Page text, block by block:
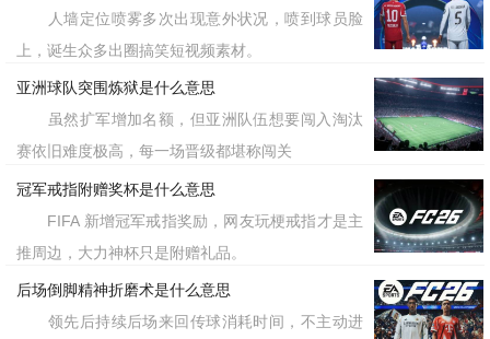
人墙定位喷雾多次出现意外状况，喷到球员脸
上，诞生众多出圈搞笑短视频素材。
亚洲球队突围炼狱是什么意思
虽然扩军增加名额，但亚洲队伍想要闯入淘汰
赛依旧难度极高，每一场晋级都堪称闯关
冠军戒指附赠奖杯是什么意思
FIFA 新增冠军戒指奖励，网友玩梗戒指才是主
推周边，大力神杯只是附赠礼品。
后场倒脚精神折磨术是什么意思
领先后持续后场来回传球消耗时间，不主动进